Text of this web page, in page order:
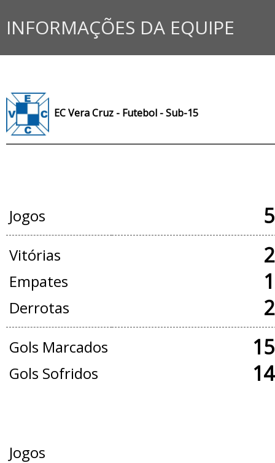
INFORMAÇÕES DA EQUIPE
EC Vera Cruz - Futebol - Sub-15
Jogos
Vitórias
Empates
Derrotas
Gols Marcados
Gols Sofridos
Jogos